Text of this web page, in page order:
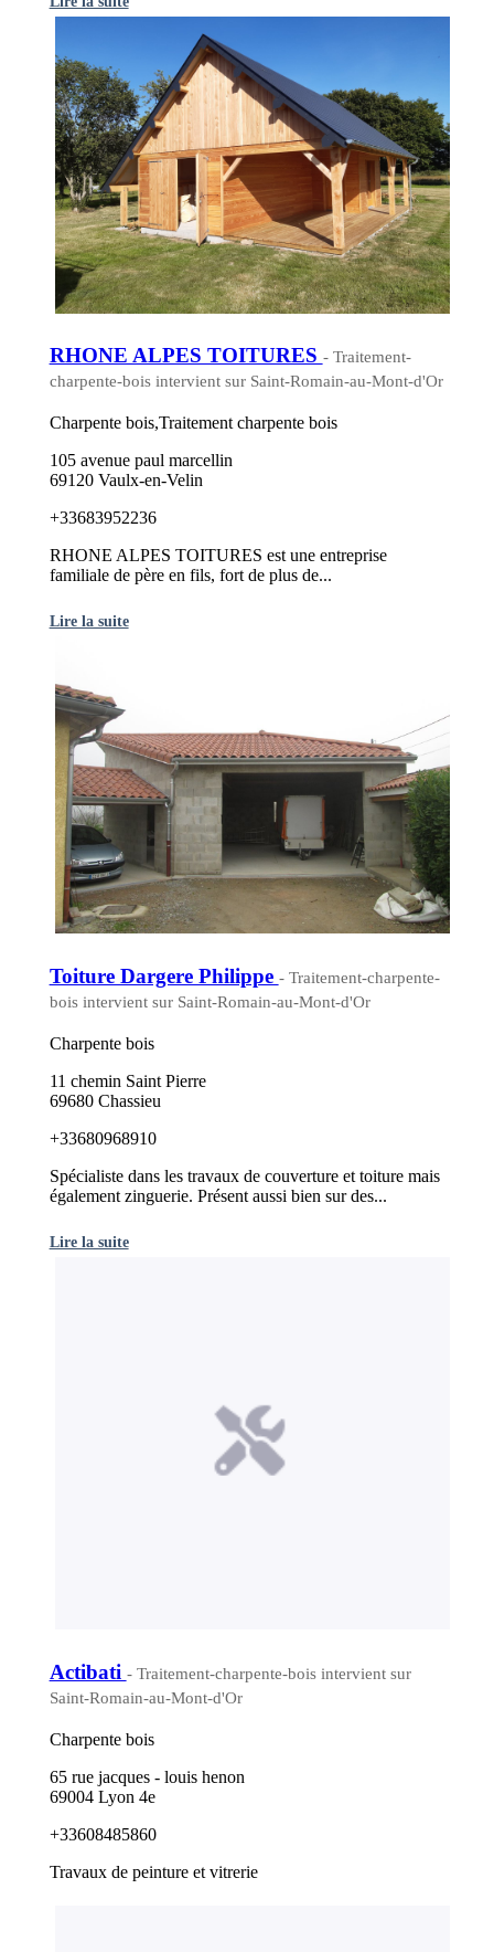
RHONE ALPES TOITURES - Traitement-
charpente-bois intervient sur Saint-Romain-au-Mont-d'Or
Charpente bois,Traitement charpente bois
105 avenue paul marcellin
69120 Vaulx-en-Velin
+33683952236
RHONE ALPES TOITURES est une entreprise
familiale de père en fils, fort de plus de...
Lire la suite
Toiture Dargere Philippe - Traitement-charpente-
bois intervient sur Saint-Romain-au-Mont-d'Or
Charpente bois
11 chemin Saint Pierre
69680 Chassieu
+33680968910
Spécialiste dans les travaux de couverture et toiture mais
également zinguerie. Présent aussi bien sur des...
Lire la suite
Actibati - Traitement-charpente-bois intervient sur
Saint-Romain-au-Mont-d'Or
Charpente bois
65 rue jacques - louis henon
69004 Lyon 4e
+33608485860
Travaux de peinture et vitrerie